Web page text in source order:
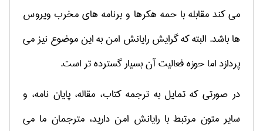
می کند مقابله با حمه هکرها و برنامه های مخرب ویروس
ها باشد. البته که گرایش رایانش امن به این موضوع نیز می
پردازد اما حوزه فعالیت آن بسیار گسترده تر است.
در صورتی که تمایل به ترجمه کتاب، مقاله، پایان نامه، و
سایر متون مرتبط با رایانش امن دارید، مترجمان ما می